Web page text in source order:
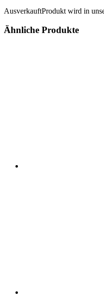
AusverkauftProdukt wird in
Ähnliche Produkte